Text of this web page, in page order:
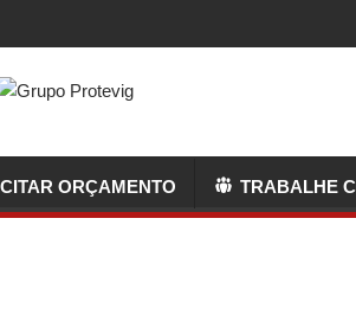
ORÇAMENTO TRABALHE